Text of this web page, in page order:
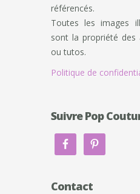
référencés.
Toutes les images
sont la propriété des
ou tutos.
Politique de
Suivre Pop
Contact